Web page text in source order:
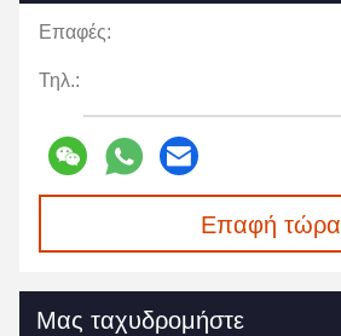
Επαφές:
Τηλ.:
Επαφή τώρα
Μας ταχυδρομήστε